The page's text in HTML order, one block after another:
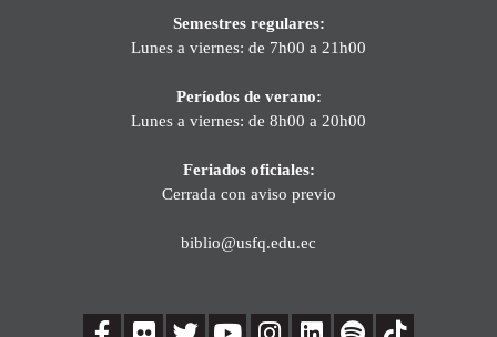
Semestres regulares:
Lunes a viernes: de 7h00 a 21h00
Períodos de verano:
Lunes a viernes: de 8h00 a 20h00
Feriados oficiales:
Cerrada con aviso previo
biblio@usfq.edu.ec